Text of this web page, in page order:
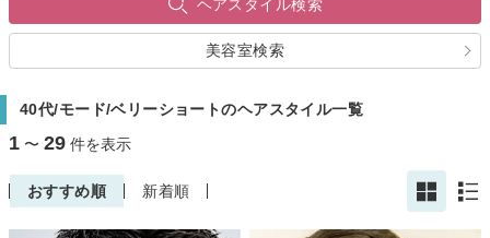
ヘアスタイル検索
美容室検索
40代/モード/ベリーショートのヘアスタイル一覧
1 〜 29 件を表示
おすすめ順 新着順